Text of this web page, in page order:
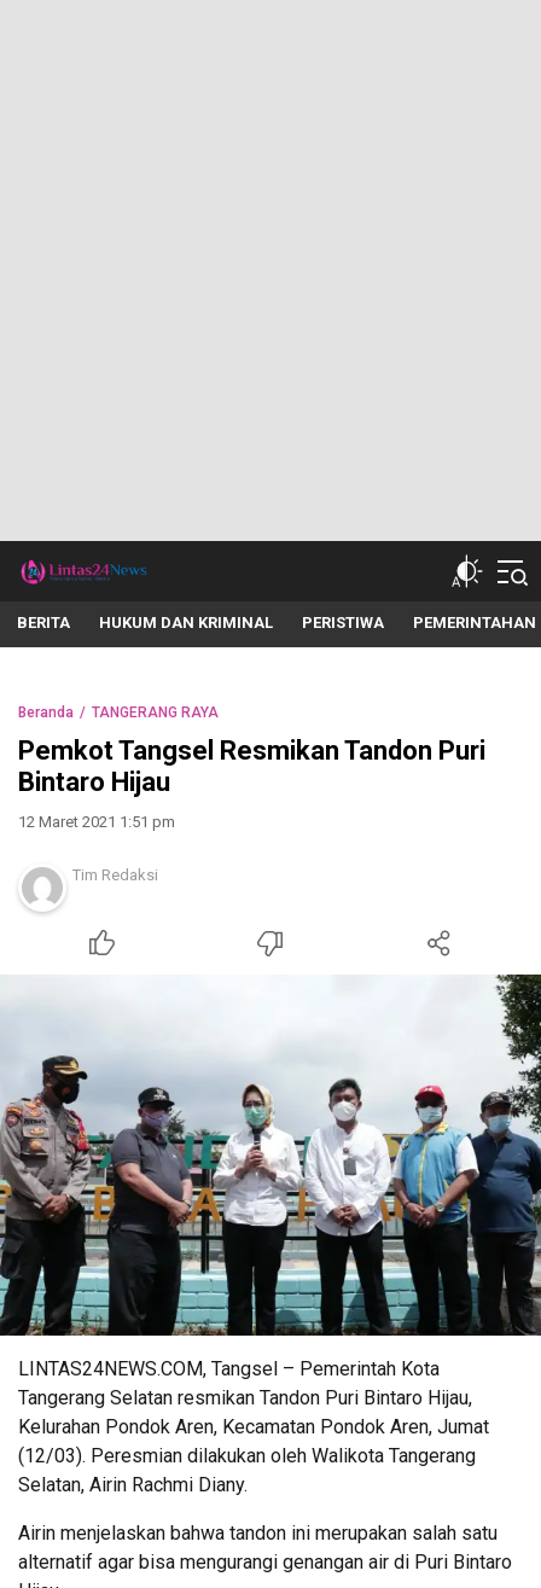
lintas24news.com
Menyingkap Setiap Realita
BERITA HUKUM DAN KRIMINAL PERISTIWA PEMERINTAHAN
Beranda TANGERANG RAYA
Pemkot Tangsel Resmikan Tandon Puri
Bintaro Hijau
12 Maret 2021 1:51 pm
Tim Redaksi
LINTAS24NEWS.COM, Tangsel – Pemerintah Kota
Tangerang Selatan resmikan Tandon Puri Bintaro Hijau,
Kelurahan Pondok Aren, Kecamatan Pondok Aren, Jumat
(12/03). Peresmian dilakukan oleh Walikota Tangerang
Selatan, Airin Rachmi Diany.
Airin menjelaskan bahwa tandon ini merupakan salah satu
alternatif agar bisa mengurangi genangan air di Puri Bintaro